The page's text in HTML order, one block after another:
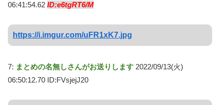
06:41:54.62 ID:e6tgRT6/M
https://i.imgur.com/uFR1xK7.jpg
7: まとめの名無しさんがお送りします 2022/09/13(火)
06:50:12.70 ID:FVsjejJ20